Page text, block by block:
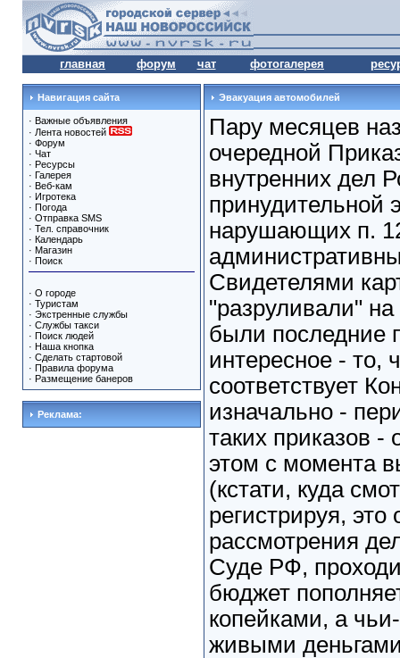
главная форум чат фотогалерея
Навигация сайта
· Важные объявления
· Лента новостей
· Форум
· Чат
· Ресурсы
· Галерея
· Веб-кам
· Игротека
· Погода
· Отправка SMS
· Тел. справочник
· Календарь
· Магазин
· Поиск
· О городе
· Туристам
· Экстренные службы
· Службы такси
· Поиск людей
· Наша кнопка
· Сделать стартовой
· Правила форума
· Размещение банеров
Реклама:
Эвакуация автомобилей
Пару месяцев
очередной
внутренних дел
принудительной
нарушающих п.
Свидетелями
"разруливали"
были последние
интересное - то,
соответствует
изначально -
таких приказов -
этом с момента
(кстати, куда
регистрируя,
рассмотрения
Суде РФ,
бюджет
копейками, а
живыми